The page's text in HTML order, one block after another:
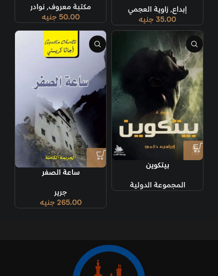
إبداع, زاوية العجمي
35.00 جنيه
مكتبة معروف, نوادر
50.00 جنيه
بيتكوين
المجموعة الدولية
ساعة الصفر
جرير
265.00 جنيه